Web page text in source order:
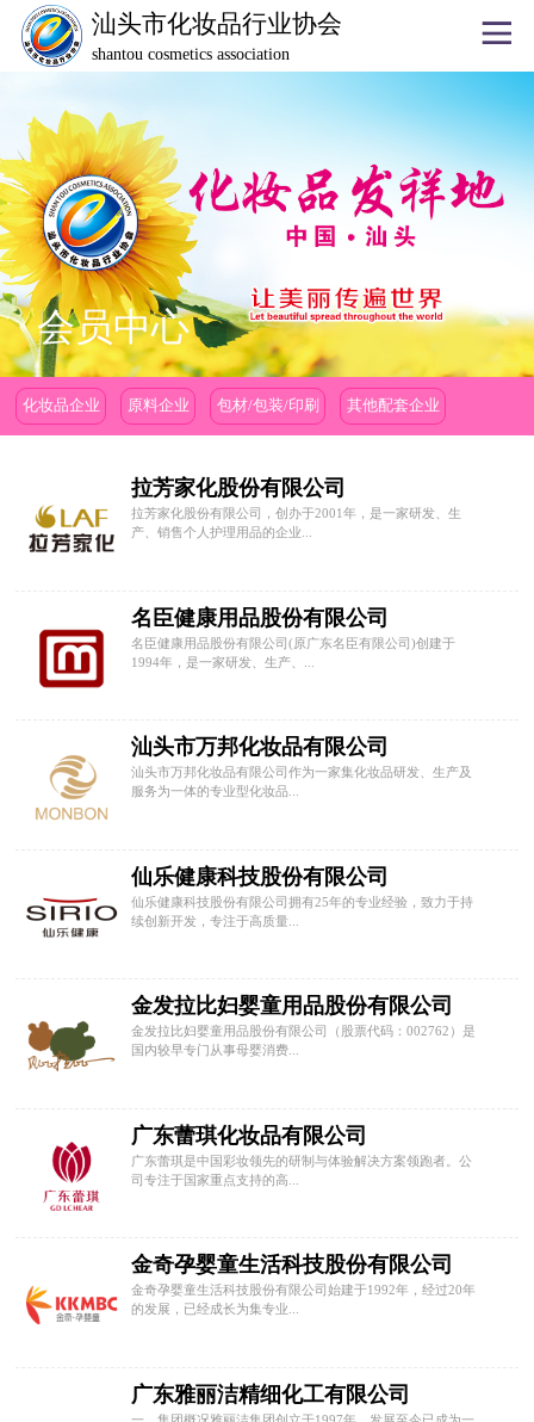
汕头市化妆品行业协会
shantou cosmetics association
会员中心
化妆品企业 原料企业 包材/包装/印刷 其他配套企业
拉芳家化股份有限公司
拉芳家化股份有限公司，创办于2001年，是一家研发、生
产、销售个人护理用品的企业...
名臣健康用品股份有限公司
名臣健康用品股份有限公司(原广东名臣有限公司)创建于
1994年，是一家研发、生产、...
汕头市万邦化妆品有限公司
汕头市万邦化妆品有限公司作为一家集化妆品研发、生产及
服务为一体的专业型化妆品...
仙乐健康科技股份有限公司
仙乐健康科技股份有限公司拥有25年的专业经验，致力于持
续创新开发，专注于高质量...
金发拉比妇婴童用品股份有限公司
金发拉比妇婴童用品股份有限公司（股票代码：002762）是
国内较早专门从事母婴消费...
广东蕾琪化妆品有限公司
广东蕾琪是中国彩妆领先的研制与体验解决方案领跑者。公
司专注于国家重点支持的高...
金奇孕婴童生活科技股份有限公司
金奇孕婴童生活科技股份有限公司始建于1992年，经过20年
的发展，已经成长为集专业...
广东雅丽洁精细化工有限公司
一、集团概况雅丽洁集团创立于1997年，发展至今已成为一